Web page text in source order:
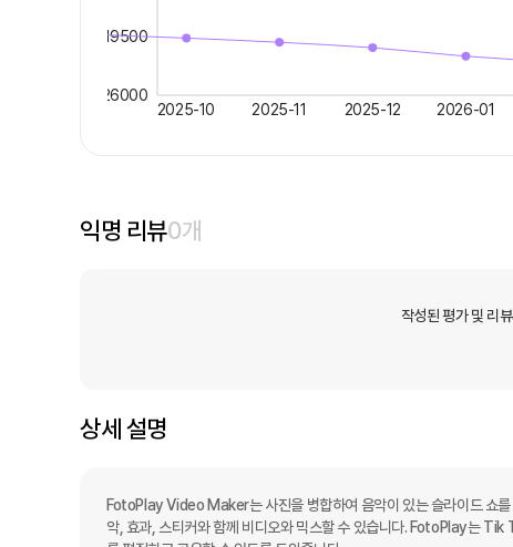
2025-10 2025-11 2025-12 2026-01
19500
26000
익명 리뷰0개
작성된 평가 및 리
상세 설명
FotoPlay Video Maker는 사진을 병합하여 음악이 있는 슬라이드 쇼
악, 효과, 스티커와 함께 비디오와 믹스할 수 있습니다. FotoPlay는